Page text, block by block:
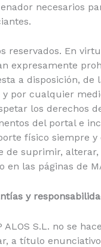
necesarios
reservados. En
expresamente
a disposición,
por cualquier medio
los derechos
del portal e
físico siempre y
de suprimir,
las páginas de
y
ALOS S.L. no se
a título